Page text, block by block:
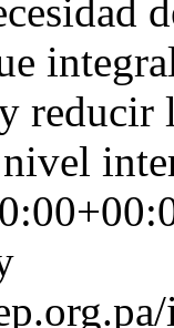
reducir